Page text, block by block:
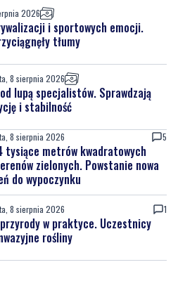
2026
i sportowych emocji.
tłumy
8 sierpnia 2026
lupą specjalistów. Sprawdzają
i stabilność
8 sierpnia 2026 5
tysiące metrów kwadratowych
zielonych. Powstanie nowa
do wypoczynku
8 sierpnia 2026 1
w praktyce. Uczestnicy
rośliny